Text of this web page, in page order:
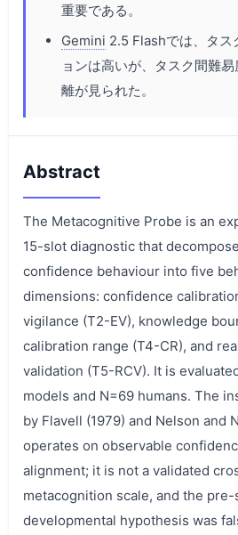
重要である。
Gemini 2.5 Flashでは、タス
ョンは高いが、タスク間難
離が見られた。
Abstract
The Metacognitive Probe is an
15-slot diagnostic that
confidence behaviour into five
dimensions: confidence
vigilance (T2-EV), knowledge
calibration range (T4-CR), and
validation (T5-RCV). It is
models and N=69 humans. The
by Flavell (1979) and Nelson and
operates on observable
alignment; it is not a validated
metacognition scale, and the
developmental hypothesis was